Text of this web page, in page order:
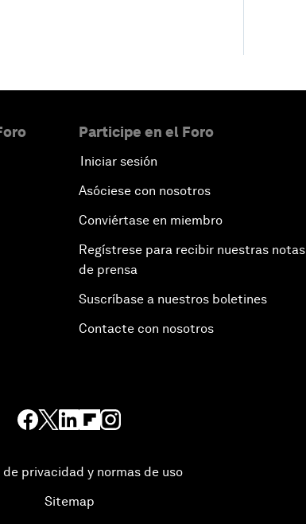
Participe en el Foro
Iniciar sesión
Asóciese con nosotros
Conviértase en miembro
Regístrese para recibir nuestras notas
de prensa
Suscríbase a nuestros boletines
Contacte con nosotros
de privacidad y normas de uso
Sitemap